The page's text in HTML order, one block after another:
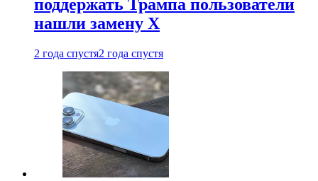
поддержать Трампа пользователи
нашли замену X
2 года спустя2 года спустя